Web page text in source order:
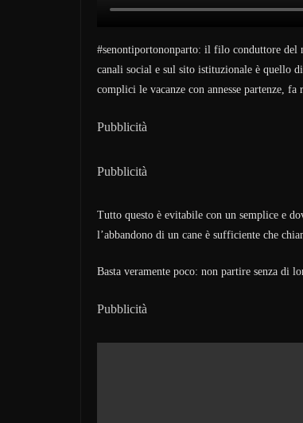
#senontiportononparto: il filo conduttore del
canali social e sul sito istituzionale è quello
complici le vacanze con annesse partenze, fa
Pubblicità
Pubblicità
Tutto questo è evitabile con un semplice e
l’abbandono di un cane è sufficiente che
Basta veramente poco: non partire senza di
Pubblicità